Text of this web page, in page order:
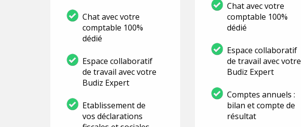
Chat avec votre
comptable 100%
dédié
Espace collaboratif
de travail avec votre
Budiz Expert
Etablissement de
vos déclarations
Chat avec votre
comptable 100%
dédié
Espace collaboratif
de travail avec votre
Budiz Expert
Comptes annuels :
bilan et compte de
résultat